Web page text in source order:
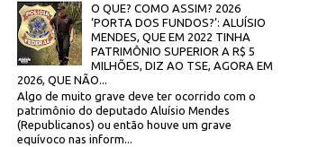
O QUE? COMO ASSIM? 2026
‘PORTA DOS FUNDOS?’: ALUÍSIO
MENDES, QUE EM 2022 TINHA
PATRIMÔNIO SUPERIOR A R$ 5
MILHÕES, DIZ AO TSE, AGORA EM
2026, QUE NÃO...
Algo de muito grave deve ter ocorrido com o
patrimônio do deputado Aluísio Mendes
(Republicanos) ou então houve um grave
equívoco nas inform...